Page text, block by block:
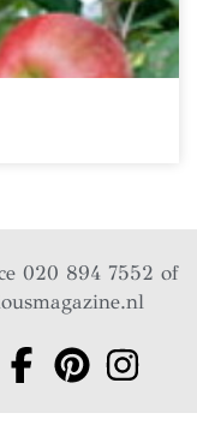
020 894 7552 of